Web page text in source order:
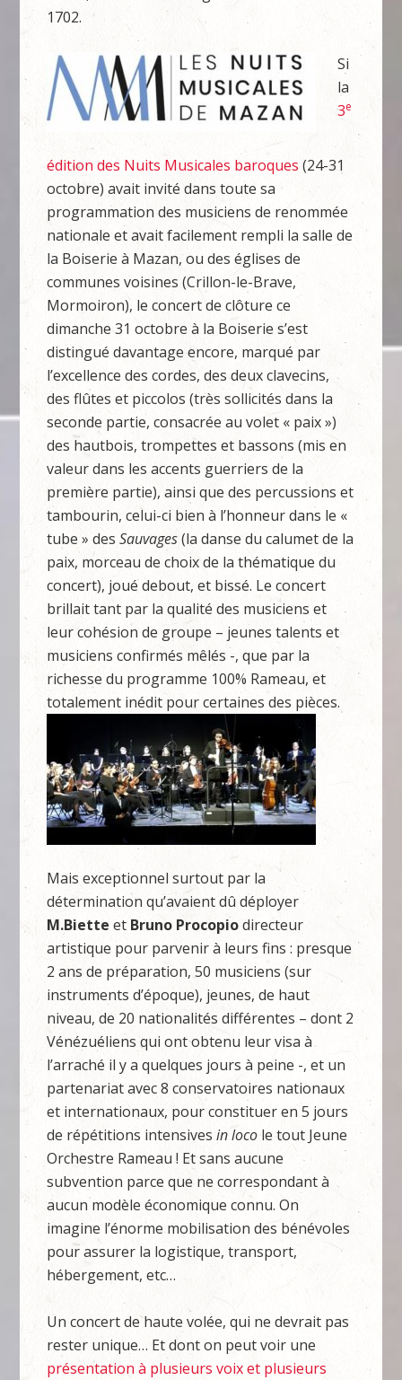
1702.
Si
la
3e
édition des Nuits Musicales baroques (24-31
octobre) avait invité dans toute sa
programmation des musiciens de renommée
nationale et avait facilement rempli la salle de
la Boiserie à Mazan, ou des églises de
communes voisines (Crillon-le-Brave,
Mormoiron), le concert de clôture ce
dimanche 31 octobre à la Boiserie s’est
distingué davantage encore, marqué par
l’excellence des cordes, des deux clavecins,
des flûtes et piccolos (très sollicités dans la
seconde partie, consacrée au volet « paix »)
des hautbois, trompettes et bassons (mis en
valeur dans les accents guerriers de la
première partie), ainsi que des percussions et
tambourin, celui-ci bien à l’honneur dans le «
tube » desSauvages(la danse du calumet de la
paix, morceau de choix de la thématique du
concert), joué debout, et bissé. Le concert
brillait tant par la qualité des musiciens et
leur cohésion de groupe – jeunes talents et
musiciens confirmés mêlés -, que par la
richesse du programme 100% Rameau, et
totalement inédit pour certaines des pièces.
Mais exceptionnel surtout par la
détermination qu’avaient dû déployer
M.Biette et Bruno Procopiodirecteur
artistique pour parvenir à leurs fins : presque
2 ans de préparation, 50 musiciens (sur
instruments d’époque), jeunes, de haut
niveau, de 20 nationalités différentes – dont 2
Vénézuéliens qui ont obtenu leur visa à
l’arraché il y a quelques jours à peine -, et un
partenariat avec 8 conservatoires nationaux
et internationaux, pour constituer en 5 jours
de répétitions intensivesin loco le tout Jeune
Orchestre Rameau ! Et sans aucune
subvention parce que ne correspondant à
aucun modèle économique connu. On
imagine l’énorme mobilisation des bénévoles
pour assurer la logistique, transport,
hébergement, etc…
Un concert de haute volée, qui ne devrait pas
rester unique… Et dont on peut voir une
présentation à plusieurs voix et plusieurs